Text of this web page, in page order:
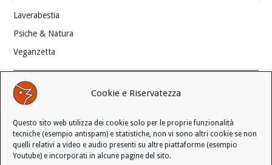
Cookie e Riservatezza
Questo sito web utilizza dei cookie solo per le proprie funzionalità
tecniche (esempio antispam) e statistiche, non vi sono altri cookie se non
quelli relativi a video e audio presenti su altre piattaforme (esempio
Youtube) e incorporati in alcune pagine del sito.
Laverabestia
Psiche & Natura
Veganzetta
Modifica consenso ai cookie
REVOCA IL TUO CONSENSO
Stato attuale: Negato